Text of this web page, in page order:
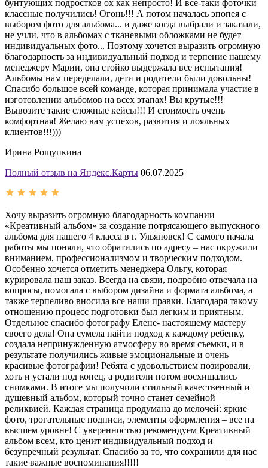
бунтующих подростков ох как непросто! И все-таки фоточки
классные получились! Огонь!!! А потом началась эпопея с
выбором фото для альбома... и даже когда выбрали и заказали,
не учли, что в альбомах с тканевыми обложками не будет
индивидуальных фото... Поэтому хочется выразить огромную
благодарность за индивидуальный подход и терпение нашему
менеджеру Марии, она стойко выдержала все испытания!
Альбомы нам переделали, дети и родители были довольны!
Спасибо большое всей команде, которая принимала участие в
изготовлении альбомов на всех этапах! Вы крутые!!!
Вывозите такие сложные кейсы!!! И стоимость очень
комфортная! Желаю вам успехов, развития и лояльных
клиентов!!!)))
Ирина Рощупкина
Полный отзыв на Яндекс.Карты 06.07.2025
Хочу выразить огромную благодарность компании
«Креативный альбом» за создание потрясающего выпускного
альбома для нашего 4 класса в г. Ульяновск! С самого начала
работы мы поняли, что обратились по адресу – нас окружили
вниманием, профессионализмом и творческим подходом.
Особенно хочется отметить менеджера Ольгу, которая
курировала наш заказ. Всегда на связи, подробно отвечала на
вопросы, помогала с выбором дизайна и формата альбома, а
также терпеливо вносила все наши правки. Благодаря такому
отношению процесс подготовки был легким и приятным.
Отдельное спасибо фотографу Елене- настоящему мастеру
своего дела! Она сумела найти подход к каждому ребенку,
создала непринужденную атмосферу во время съемки, и в
результате получились живые эмоциональные и очень
красивые фотографии! Ребята с удовольствием позировали,
хоть и устали под конец, а родители потом восхищались
снимками. В итоге мы получили стильный качественный и
душевный альбом, который точно станет семейной
реликвией. Каждая страница продумана до мелочей: яркие
фото, трогательные подписи, элементы оформления – все на
высшем уровне! С уверенностью рекомендуем Креативный
альбом всем, кто ценит индивидуальный подход и
безупречный результат. Спасибо за то, что сохранили для нас
такие важные воспоминания!!!!!